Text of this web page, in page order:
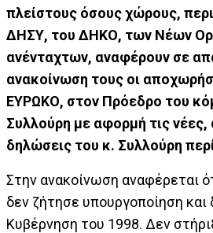
πλείστους όσους χώρους,
ΔΗΣΥ, του ΔΗΚΟ, των Νέων
ανένταχτων, αναφέρουν σε
ανακοίνωση τους οι
ΕΥΡΩΚΟ, στον Πρόεδρο του
Συλλούρη με αφορμή τις νέες,
δηλώσεις του κ. Συλλούρη
Στην ανακοίνωση αναφέρεται
δεν ζήτησε υπουργοποίηση και
Κυβέρνηση του 1998. Δεν